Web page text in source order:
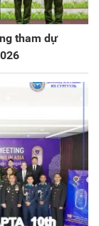
tham dự